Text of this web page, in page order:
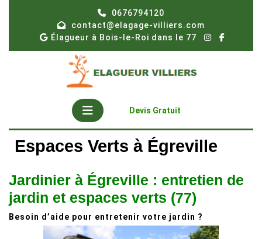
0676794120
contact@elagage-villiers.com
Élagueur à Bois-le-Roi dans le 77
Open
Button
Devis Gratuit
Espaces Verts à Égreville
Jardinier à Égreville : entretien de
jardin et espaces verts (77)
Besoin d’aide pour entretenir votre jardin ?